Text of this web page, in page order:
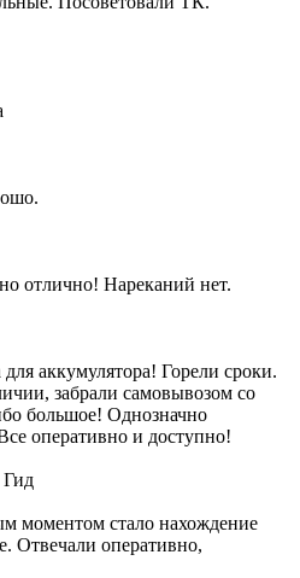
отлично! Нареканий нет.
аккумулятора! Горели сроки.
забрали самовывозом со
большое! Однозначно
оперативно и доступно!
Гид
моментом стало нахождение
Отвечали оперативно,